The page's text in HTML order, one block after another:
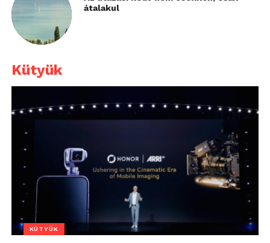
átalakul
Kütyük
KÜTYÜK